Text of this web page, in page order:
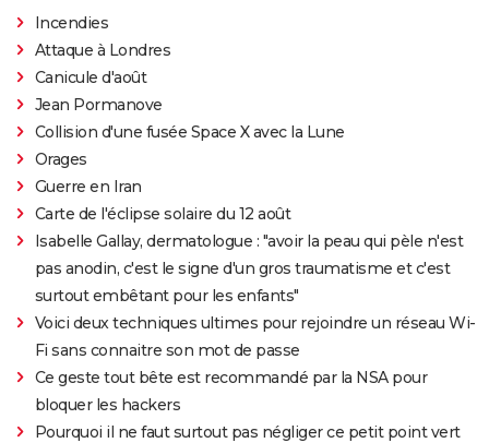
Incendies
Attaque à Londres
Canicule d'août
Jean Pormanove
Collision d'une fusée Space X avec la Lune
Orages
Guerre en Iran
Carte de l'éclipse solaire du 12 août
Isabelle Gallay, dermatologue : "avoir la peau qui pèle n'est
pas anodin, c'est le signe d'un gros traumatisme et c'est
surtout embêtant pour les enfants"
Voici deux techniques ultimes pour rejoindre un réseau Wi-
Fi sans connaitre son mot de passe
Ce geste tout bête est recommandé par la NSA pour
bloquer les hackers
Pourquoi il ne faut surtout pas négliger ce petit point vert